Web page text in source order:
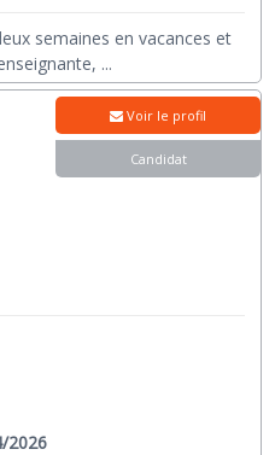
semaines en vacances et
...
2026
Voir le profil
Candidat